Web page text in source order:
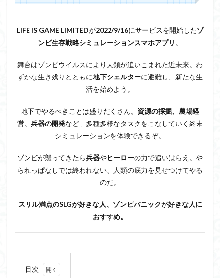
LIFE IS GAME LIMITEDが2022/9/16にサービスを開始したゾ
ンビ生存戦略シミュレーションスマホアプリ 。
舞台はゾンビウイルスにより人類が追いこまれた近未来。わ
ずかな生き残りとともに地下シェルターに避難し、新たな生
活を始めよう。
地下でやるべきことは盛りだくさん。 資源の採掘、農場経
営、兵器の開発など、多種多様なタスクをこなしていく終末
シミュレーションを体験できるぞ。
ゾンビが襲ってきたら兵器やヒーローの力で追いはらえ。や
られっぱなしでは終われない、人類の底力を見せつけてやる
のだ。
スリル満点のSLGが好きな人、ゾンビパニックが好きな人に
おすすめ。
目次